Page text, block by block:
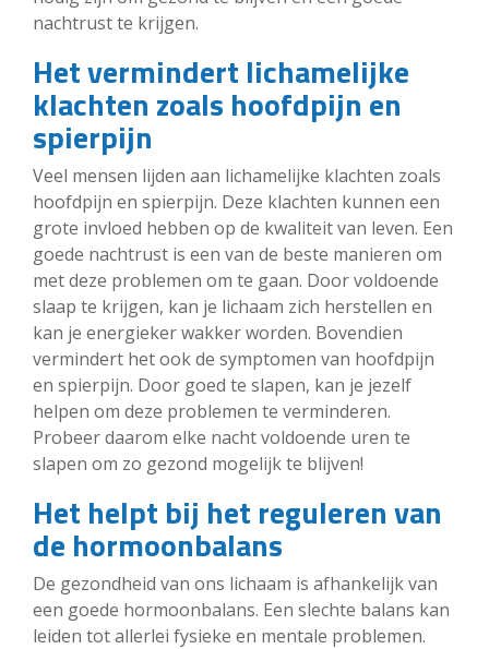
nachtrust te krijgen.
Het vermindert lichamelijke
klachten zoals hoofdpijn en
spierpijn
Veel mensen lijden aan lichamelijke klachten zoals
hoofdpijn en spierpijn. Deze klachten kunnen een
grote invloed hebben op de kwaliteit van leven. Een
goede nachtrust is een van de beste manieren om
met deze problemen om te gaan. Door voldoende
slaap te krijgen, kan je lichaam zich herstellen en
kan je energieker wakker worden. Bovendien
vermindert het ook de symptomen van hoofdpijn
en spierpijn. Door goed te slapen, kan je jezelf
helpen om deze problemen te verminderen.
Probeer daarom elke nacht voldoende uren te
slapen om zo gezond mogelijk te blijven!
Het helpt bij het reguleren van
de hormoonbalans
De gezondheid van ons lichaam is afhankelijk van
een goede hormoonbalans. Een slechte balans kan
leiden tot allerlei fysieke en mentale problemen.